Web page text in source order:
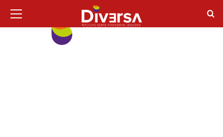
contenido
principal